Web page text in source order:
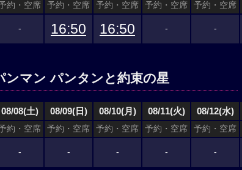
約・空席 予約・空席 予約・空席 予約・空席 予約・空席
- 16:50 16:50 - -
ンマン パンタンと約束の星
08/08(土) 08/09(日) 08/10(月) 08/11(火) 08/12(水)
約・空席 予約・空席 予約・空席 予約・空席 予約・空席
- - - - -